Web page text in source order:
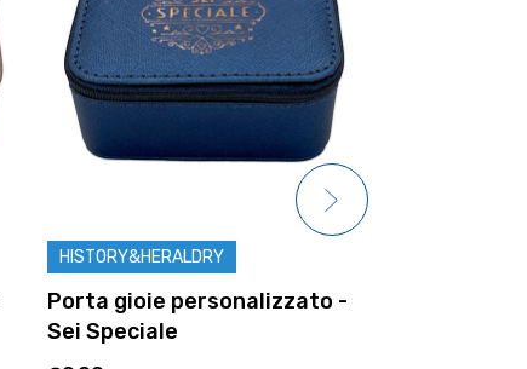
HISTORY&HERALDRY
Porta gioie personalizzato -
Marika